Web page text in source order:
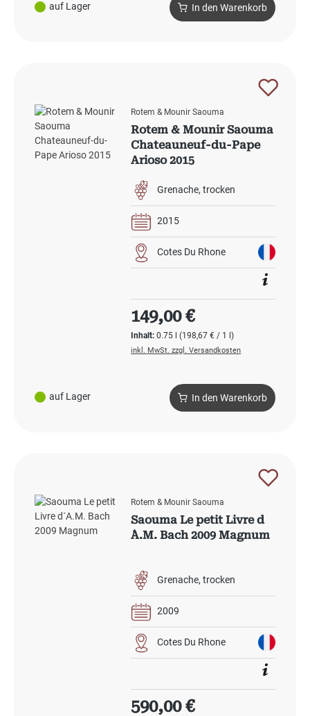
auf Lager In den Warenkorb
auf Lager
Rotem & Mounir Saouma
Rotem & Mounir Saouma
Chateauneuf-du-Pape
Arioso 2015
Grenache trocken
2015
Cotes Du Rhone
Inhalt:0.75 l(198,67 € / 1 l)
Regulärer Preis:
149,00 €
inkl. MwSt. zzgl. Versandkosten
In den Warenkorb
Rotem & Mounir Saouma
Saouma Le petit Livre d
´A.M. Bach 2009 Magnum
Grenache trocken
2009
Cotes Du Rhone
Regulärer Preis:
590,00 €